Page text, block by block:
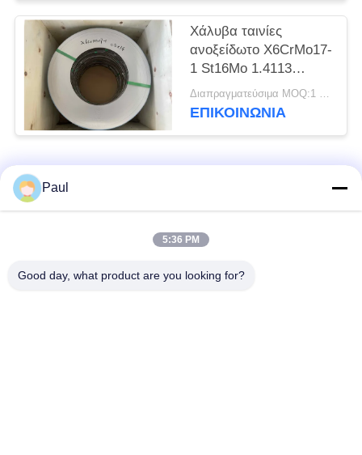
Χάλυβα ταινίες
ανοξείδωτο X6CrMo17-
1 St16Mo 1.4113
Χάλυβα ταινία ψυχρής
έλασης
Διαπραγματεύσιμα MOQ:1 τόνος
ΕΠΙΚΟΙΝΩΝΊΑ
Λαϊκή κατηγορία
Σκληραίνοντας
Paul
5:36 PM
Good day, what product are you looking for?